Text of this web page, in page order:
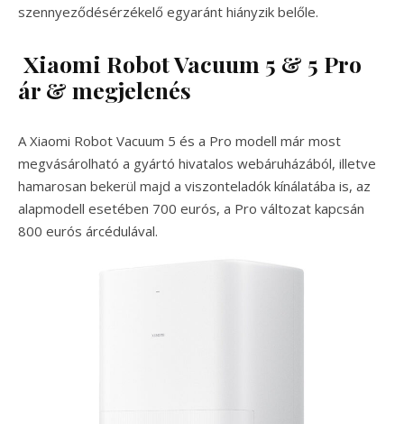
szennyeződésérzékelő egyaránt hiányzik belőle.
Xiaomi Robot Vacuum 5 & 5 Pro
ár & megjelenés
A Xiaomi Robot Vacuum 5 és a Pro modell már most
megvásárolható a gyártó hivatalos webáruházából, illetve
hamarosan bekerül majd a viszonteladók kínálatába is, az
alapmodell esetében 700 eurós, a Pro változat kapcsán
800 eurós árcédulával.